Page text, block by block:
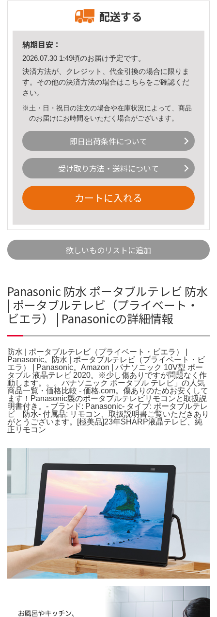
配送する
納期目安：
2026.07.30 1:49頃のお届け予定です。
決済方法が、クレジット、代金引換の場合に限りま
す。その他の決済方法の場合はこちら をご確認くだ
さい。
※土・日・祝日の注文の場合や在庫状況によって、商品
のお届けにお時間をいただく場合がございます。
即日出荷条件について
受け取り方法・送料について
カートに入れる
欲しいものリストに追加
Panasonic 防水 ポータブルテレビ 防水
| ポータブルテレビ（プライベート・
ビエラ） | Panasonicの詳細情報
防水 | ポータブルテレビ（プライベート・ビエラ） |
Panasonic。防水 | ポータブルテレビ（プライベート・ビ
エラ） | Panasonic。Amazon | パナソニック 10V型 ポー
タブル 液晶テレビ 2020。※少し傷ありですが問題なく作
動します。。。パナソニック ポータブル テレビ」の人気
商品一覧・価格比較 - 価格.com。傷ありのためお安くして
ます！Panasonic製のポータブルテレビリモコンと取扱説
明書付き。- ブランド: Panasonic- タイプ: ポータブルテレ
ビ 防水- 付属品: リモコン、取扱説明書ご覧いただきあり
がとうございます。[極美品]23年SHARP液晶テレビ、純
正リモコン